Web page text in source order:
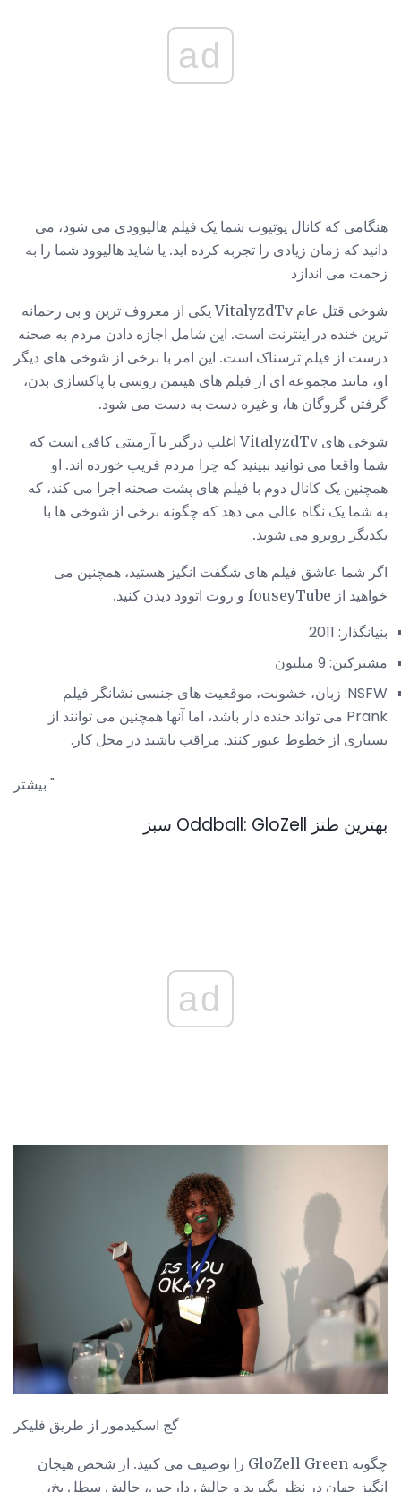
ad
هنگامی که کانال یوتیوب شما یک فیلم هالیوودی می شود، می
دانید که زمان زیادی را تجربه کرده اید. یا شاید هالیوود شما را به
زحمت می اندازد
شوخی قتل عام VitalyzdTv یکی از معروف ترین و بی رحمانه
ترین خنده در اینترنت است. این شامل اجازه دادن مردم به صحنه
درست از فیلم ترسناک است. این امر با برخی از شوخی های دیگر
او، مانند مجموعه ای از فیلم های هیتمن روسی با پاکسازی بدن،
گرفتن گروگان ها، و غیره دست به دست می شود.
شوخی های VitalyzdTv اغلب درگیر با آرمیتی کافی است که
شما واقعا می توانید ببینید که چرا مردم فریب خورده اند. او
همچنین یک کانال دوم با فیلم های پشت صحنه اجرا می کند، که
به شما یک نگاه عالی می دهد که چگونه برخی از شوخی ها با
یکدیگر روبرو می شوند.
اگر شما عاشق فیلم های شگفت انگیز هستید، همچنین می
خواهید از fouseyTube و روت اتوود دیدن کنید.
بنیانگذار: 2011
مشترکین: 9 میلیون
NSFW: زبان، خشونت، موقعیت های جنسی نشانگر فیلم
Prank می تواند خنده دار باشد، اما آنها همچنین می توانند از
بسیاری از خطوط عبور کنند. مراقب باشید در محل کار.
بیشتر "
بهترین طنز Oddball: GloZell سبز
ad
گج اسکیدمور از طریق فلیکر
چگونه GloZell Green را توصیف می کنید. از شخص هیجان
انگیز جهان در نظر بگیرید و چالش دارچین، چالش سطل یخ،